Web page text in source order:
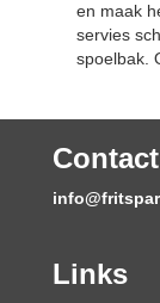
en maak
servies
spoelbak.
Contact
Links